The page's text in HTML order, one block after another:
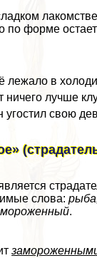
по форме
лежало в
ничего лучше
угостил свою
слова:
.